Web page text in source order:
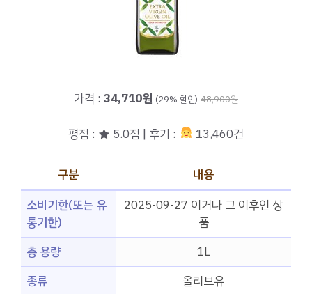
가격 : 34,710원 (29% 할인) 48,900원
평점 : ★ 5.0점 | 후기 : 13,460건
구분
내용
소비기한(또는 유
통기한)
2025-09-27 이거나 그 이후인 상
품
총 용량
1L
종류
올리브유